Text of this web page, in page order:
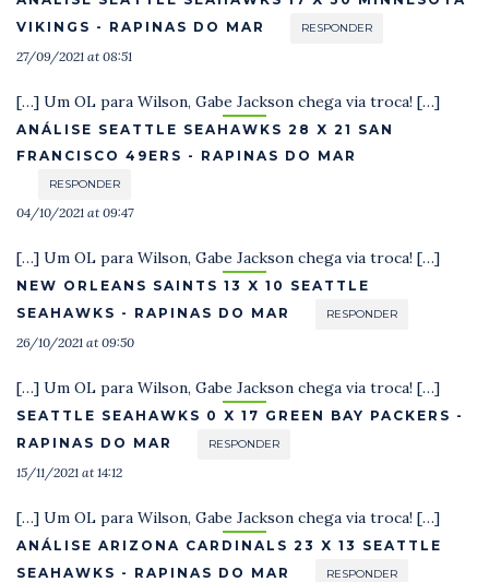
VIKINGS - RAPINAS DO MAR
RESPONDER
27/09/2021 at 08:51
[…] Um OL para Wilson, Gabe Jackson chega via troca! […]
ANÁLISE SEATTLE SEAHAWKS 28 X 21 SAN
FRANCISCO 49ERS - RAPINAS DO MAR
RESPONDER
04/10/2021 at 09:47
[…] Um OL para Wilson, Gabe Jackson chega via troca! […]
NEW ORLEANS SAINTS 13 X 10 SEATTLE
SEAHAWKS - RAPINAS DO MAR
RESPONDER
26/10/2021 at 09:50
[…] Um OL para Wilson, Gabe Jackson chega via troca! […]
SEATTLE SEAHAWKS 0 X 17 GREEN BAY PACKERS -
RAPINAS DO MAR
RESPONDER
15/11/2021 at 14:12
[…] Um OL para Wilson, Gabe Jackson chega via troca! […]
ANÁLISE ARIZONA CARDINALS 23 X 13 SEATTLE
SEAHAWKS - RAPINAS DO MAR
RESPONDER